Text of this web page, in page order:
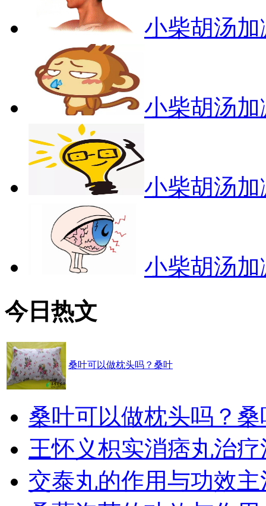
小柴胡汤
小柴胡汤
小柴胡汤
小柴胡汤
今日热文
桑叶可以做枕头吗？桑叶
桑叶可以做枕头吗？桑
王怀义枳实消痞丸治疗
交泰丸的作用与功效主